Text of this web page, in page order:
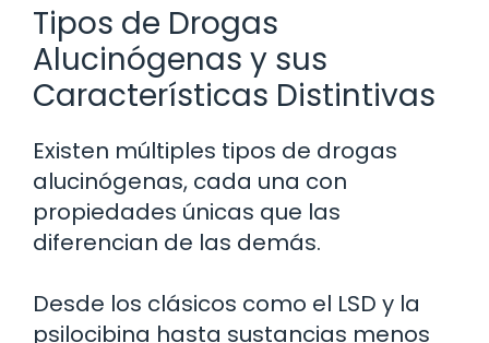
Tipos de Drogas
Alucinógenas y sus
Características Distintivas
Existen múltiples tipos de drogas
alucinógenas, cada una con
propiedades únicas que las
diferencian de las demás.
Desde los clásicos como el LSD y la
psilocibina hasta sustancias menos